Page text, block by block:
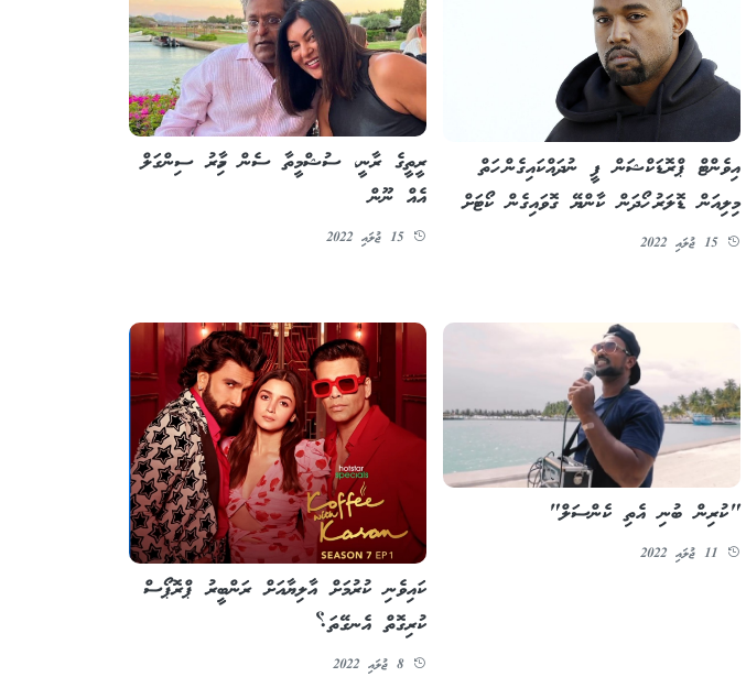
އިވެންޓް ޕްރޮޑަކްޝަން ފީ ނުދައްކައިގެން ހަތް
މިލިއަން ޑޮލަރު ހޯދަން ކާންޔޭ ގޮވައިގެން ކޯޓަށް
15 ޖުލައި 2022
ރީތީގެ ރާނީ، ސުޝްމީތާ ސެން މިހާރު ސިންގަލް
އެއް ނޫން
15 ޖުލައި 2022
"ކުރިން ބުނި އެތި ކެންސަލް"
ކައިވެނި ކުރުމަށް އާލިޔާއަށް ރަންބީރު ޕްރޮޕޯސް
ކުރިގޮތް އެނގޭތަ؟
8 ޖުލައި 2022